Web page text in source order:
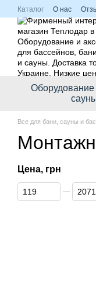
Перейти к основному
Каталог О нас
Политика
Оборудование
Все для бани, сауны и
Цена, грн
От Цена, грн
До Цена, грн